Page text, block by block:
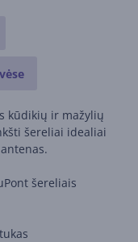
kūdikių ir mažylių
šereliai idealiai
šereliais